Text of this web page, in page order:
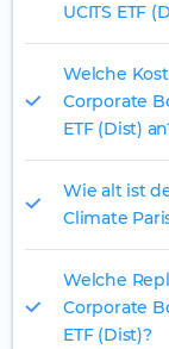
UCITS ETF
Welche
Corporate
ETF (Dist)
Wie alt ist
Climate
Welche
Corporate
ETF (Dist)?